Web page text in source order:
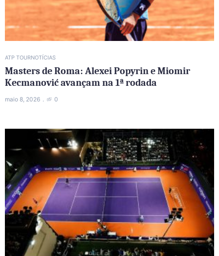
ATP TOURNOTÍCIAS
Masters de Roma: Alexei Popyrin e Miomir
Kecmanović avançam na 1ª rodada
maio 8, 2026 0